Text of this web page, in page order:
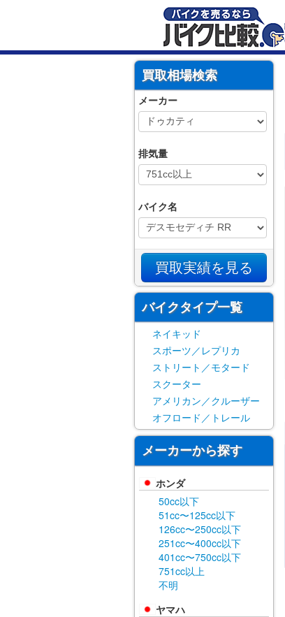
買取相場検索
メーカー
排気量
バイク名
バイクタイプ一覧
ネイキッド
スポーツ／レプリカ
ストリート／モタード
スクーター
アメリカン／クルーザー
オフロード／トレール
メーカーから探す
ホンダ
50cc以下
51cc〜125cc以下
126cc〜250cc以下
251cc〜400cc以下
401cc〜750cc以下
751cc以上
不明
ヤマハ